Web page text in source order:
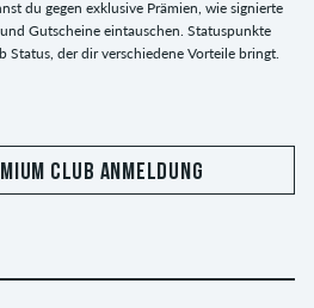
du gegen exklusive Prämien, wie signierte
Gutscheine eintauschen. Statuspunkte
Status, der dir verschiedene Vorteile bringt.
CLUB ANMELDUNG